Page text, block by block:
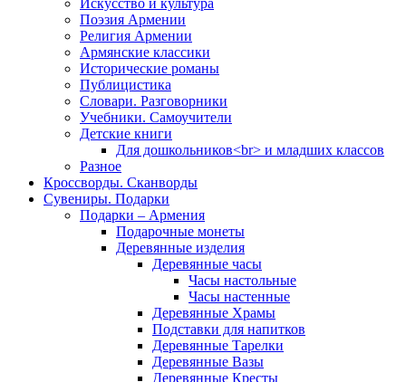
Иcкусство и культура
Поэзия Армении
Религия Армении
Армянские классики
Исторические романы
Публицистика
Словари. Разговорники
Учебники. Самоучители
Детские книги
Для дошкольников<br> и младших классов
Разное
Кроссворды. Сканворды
Сувениры. Подарки
Подарки – Армения
Подарочные монеты
Деревянные изделия
Деревянные часы
Часы настольные
Часы настенные
Деревянные Храмы
Подставки для напитков
Деревянные Тарелки
Деревянные Вазы
Деревянные Кресты